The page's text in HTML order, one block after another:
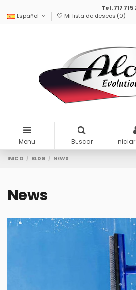
Tel. 717 715
Español
Mi lista de deseos (0)
Menu Buscar Iniciar
INICIO BLOG NEWS
News